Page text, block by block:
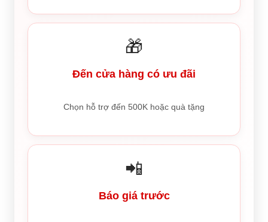
🎁
Đến cửa hàng có ưu đãi
Chọn hỗ trợ đến 500K hoặc quà tặng
📲
Báo giá trước